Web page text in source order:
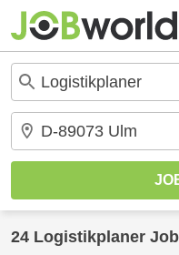
24 Logistikplaner